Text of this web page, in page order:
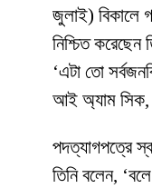
জুলাই) বিকালে
নিশ্চিত করেছেন
‘এটা তো
আই অ্যাম
পদত্যাগপত্রে
তিনি বলেন,